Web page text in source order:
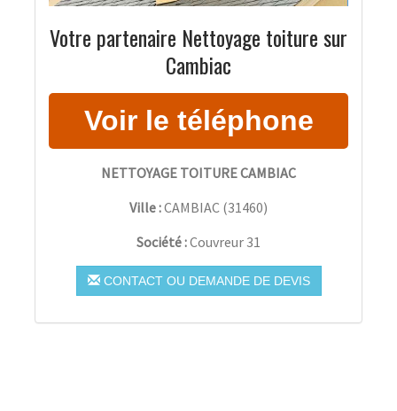
Votre partenaire Nettoyage toiture sur
Cambiac
NETTOYAGE TOITURE CAMBIAC
Ville :CAMBIAC (31460)
Société :Couvreur 31
CONTACT OU DEMANDE DE DEVIS